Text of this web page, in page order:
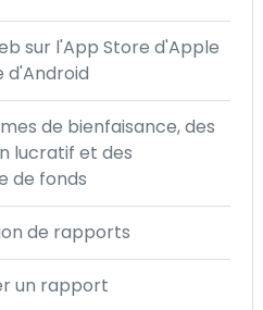
sur l'App Store d'Apple
d'Android
de bienfaisance, des
lucratif et des
de fonds
de rapports
un rapport